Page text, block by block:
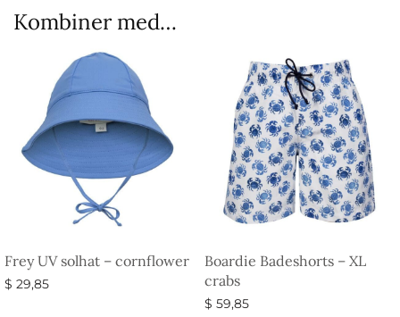
Kombiner med…
Frey UV solhat – cornflower
$ 29,85
Boardie Badeshorts – XL
crabs
$ 59,85